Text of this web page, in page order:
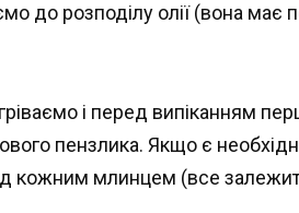
до розподілу олії (вона має
і перед випіканням
пензлика. Якщо є
кожним млинцем (все